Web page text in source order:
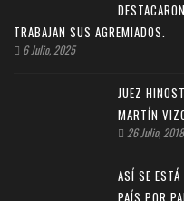
TRABAJAN SUS AGREMIADOS.
6 Julio, 2025
JUEZ
MARTÍN
26 Julio, 2018
ASÍ SE ESTÁ
PAÍS POR